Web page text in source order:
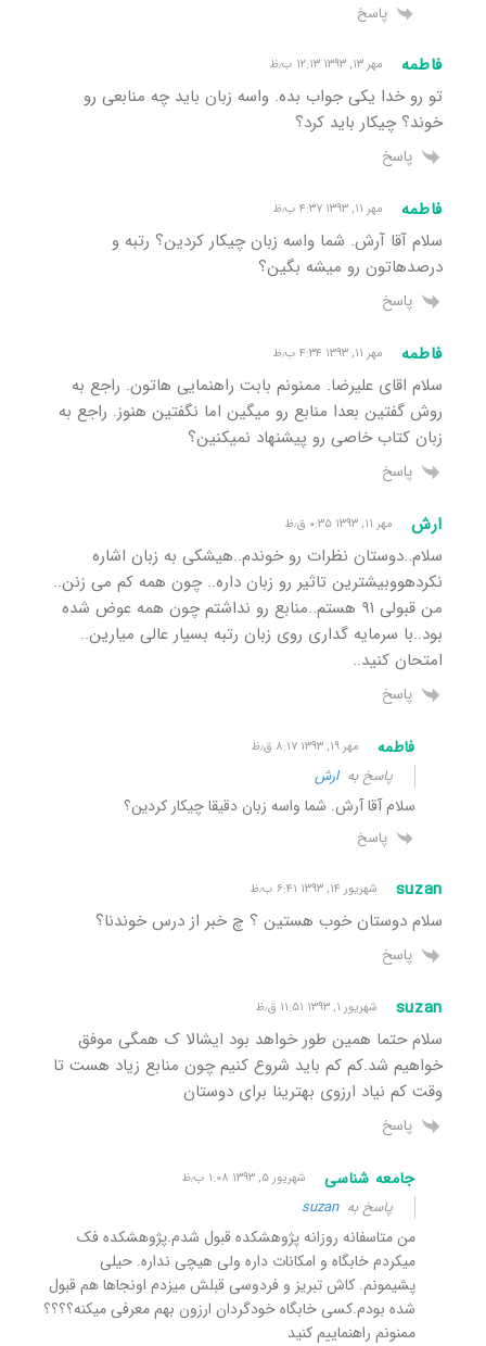
پاسخ
فاطمه مهر ۱۳, ۱۳۹۳ ۱۲:۱۳ ب٫ظ
تو رو خدا یکی جواب بده. واسه زبان باید چه منابعی رو
خوند؟ چیکار باید کرد؟
پاسخ
فاطمه مهر ۱۱, ۱۳۹۳ ۴:۳۷ ب٫ظ
سلام آقا آرش. شما واسه زبان چیکار کردین؟ رتبه و
درصدهاتون رو میشه بگین؟
پاسخ
فاطمه مهر ۱۱, ۱۳۹۳ ۴:۳۴ ب٫ظ
سلام اقای علیرضا. ممنونم بابت راهنمایی هاتون. راجع به
روش گفتین بعدا منابع رو میگین اما نگفتین هنوز. راجع به
زبان کتاب خاصی رو پیشنهاد نمیکنین؟
پاسخ
ارش مهر ۱۱, ۱۳۹۳ ۰:۳۵ ق٫ظ
سلام..دوستان نظرات رو خوندم..هیشکی به زبان اشاره
نکردهووبیشترین تاثیر رو زبان داره.. چون همه کم می زنن..
من قبولی ۹۱ هستم..منابع رو نداشتم چون همه عوض شده
بود..با سرمایه گداری روی زبان رتبه بسیار عالی میارین..
امتحان کنید..
پاسخ
فاطمه مهر ۱۹, ۱۳۹۳ ۸:۱۷ ق٫ظ
پاسخ بهارش
سلام آقا آرش. شما واسه زبان دقیقا چیکار کردین؟
پاسخ
suzan شهریور ۱۴, ۱۳۹۳ ۶:۴۱ ب٫ظ
سلام دوستان خوب هستین ؟ چ خبر از درس خوندنا؟
پاسخ
suzan شهریور ۱, ۱۳۹۳ ۱۱:۵۱ ق٫ظ
سلام حتما همین طور خواهد بود ایشالا ک همگی موفق
خواهیم شد.کم کم باید شروع کنیم چون منابع زیاد هست تا
وقت کم نیاد ارزوی بهترینا برای دوستان
پاسخ
جامعه شناسی شهریور ۵, ۱۳۹۳ ۱:۰۸ ب٫ظ
پاسخ بهsuzan
من متاسفانه روزانه پژوهشکده قبول شدم.پژوهشکده فک
میکردم خابگاه و امکانات داره ولی هیچی نداره. حیلی
پشیمونم. کاش تبریز و فردوسی قبلش میزدم اونجاها هم قبول
شده بودم.کسی خابگاه خودگردان ارزون بهم معرفی میکنه؟؟؟؟
ممنونم راهنماییم کنید